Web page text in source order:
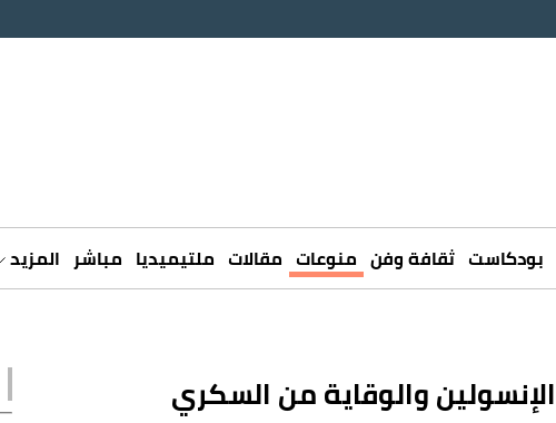
بودكاست ثقافة وفن منوعات مقالات ملتيميديا مباشر المزيد